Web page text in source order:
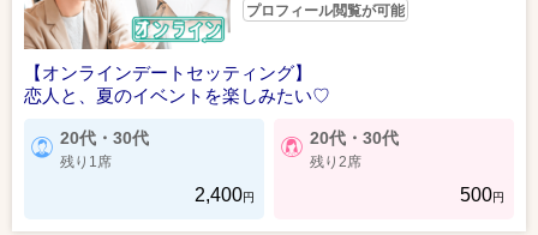
プロフィール閲覧が可能
【オンラインデートセッティング】
恋人と、夏のイベントを楽しみたい♡
20代・30代
残り1席
2,400円
20代・30代
残り2席
500円